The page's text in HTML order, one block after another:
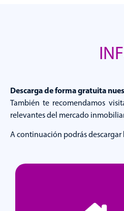
Descarga de forma gratuita
También te recomendamos
relevantes del mercado
A continuación podrás